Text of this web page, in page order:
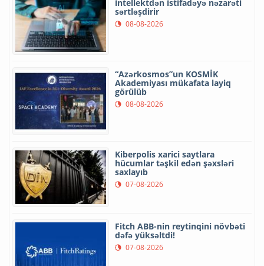
intellektdən istifadəyə nəzarəti
sərtləşdirir
08-08-2026
“Azərkosmos”un KOSMİK
Akademiyası mükafata layiq
görülüb
08-08-2026
Kiberpolis xarici saytlara
hücumlar təşkil edən şəxsləri
saxlayıb
07-08-2026
Fitch ABB-nin reytinqini növbəti
dəfə yüksəltdi!
07-08-2026